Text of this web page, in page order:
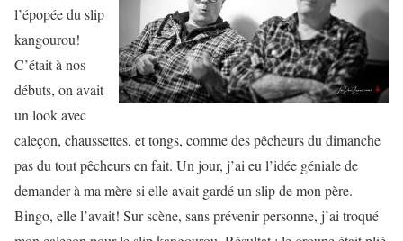
l’épopée du slip
kangourou!
C’était à nos
débuts, on avait
un look avec
caleçon, chaussettes, et tongs, comme des pêcheurs du dimanche
pas du tout pêcheurs en fait. Un jour, j’ai eu l’idée géniale de
demander à ma mère si elle avait gardé un slip de mon père.
Bingo, elle l’avait! Sur scène, sans prévenir personne, j’ai troqué